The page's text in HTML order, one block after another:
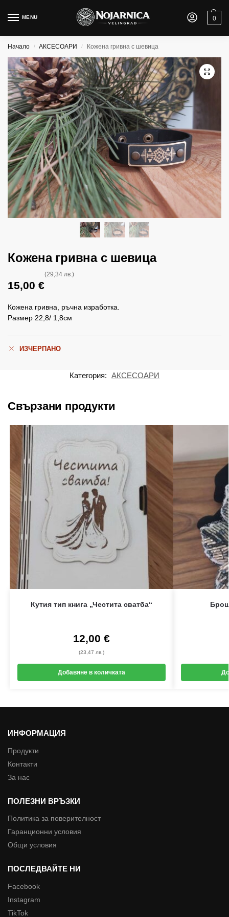
MENU 0
Начало / АКСЕСОАРИ / Кожена гривна с шевица
Кожена гривна с шевица
15,00 €
(29,34 лв.)
Кожена гривна, ръчна изработка.
Размер 22,8/ 1,8см
ИЗЧЕРПАНО
Категория: АКСЕСОАРИ
Свързани продукти
Кутия тип книга „Честита сватба“
12,00 €
(23,47 лв.)
Добавяне в количката
ИНФОРМАЦИЯ
Продукти
Контакти
За нас
ПОЛЕЗНИ ВРЪЗКИ
Политика за поверителност
Гаранционни условия
Общи условия
ПОСЛЕДВАЙТЕ НИ
Facebook
Instagram
TikTok